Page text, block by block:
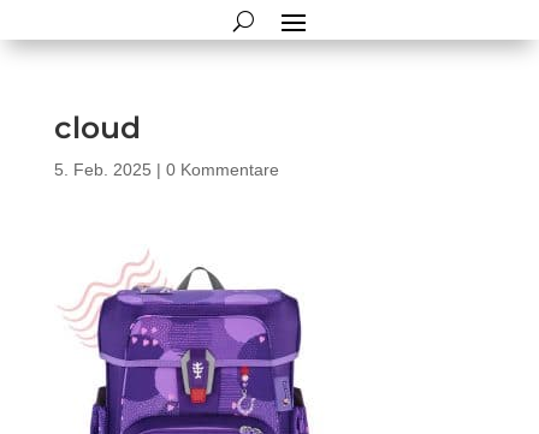
cloud
5. Feb. 2025 | 0 Kommentare